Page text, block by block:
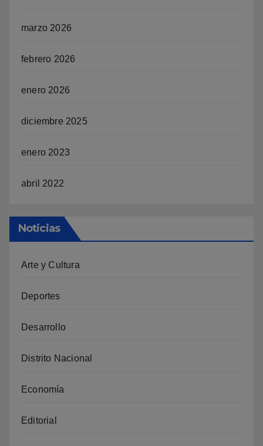
marzo 2026
febrero 2026
enero 2026
diciembre 2025
enero 2023
abril 2022
Noticias
Arte y Cultura
Deportes
Desarrollo
Distrito Nacional
Economía
Editorial